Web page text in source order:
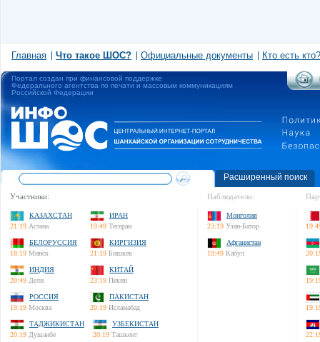
Главная Что такое ШОС? Официальные документы Кто есть кто?
Портал создан при финансовой поддержке
Федерального агентства по печати и массовым коммуникациям
Российской Федерации
Расширенный поиск
Участники:
КАЗАХСТАН
21:19 Астана
ИРАН
19:49 Тегеран
БЕЛОРУССИЯ
18:19 Минск
КИРГИЗИЯ
21:19 Бишкек
ИНДИЯ
20:49 Дели
КИТАЙ
23:19 Пекин
РОССИЯ
19:19 Москва
ПАКИСТАН
20:19 Исламабад
ТАДЖИКИСТАН
20:19 Душанбе
УЗБЕКИСТАН
20:19 Ташкент
Наблюдатели:
Монголия
23:19 Улан-Батор
Афганистан
19:49 Кабул